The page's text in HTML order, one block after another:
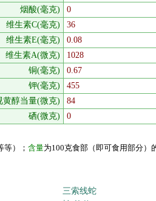
烟酸(毫克)
0
维生素C(毫克)
36
维生素E(毫克)
0.08
维生素A(微克)
1028
铜(毫克)
0.67
钾(毫克)
455
黄醇当量(微克)
84
硒(微克) 0
）； 含量为100克食部（即可食用部分）
三索线蛇